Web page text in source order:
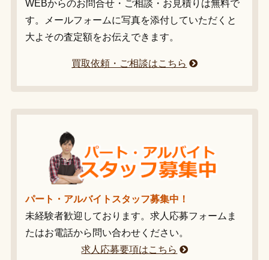
WEBからのお問合せ・ご相談・お見積りは無料で
す。メールフォームに写真を添付していただくと
大よその査定額をお伝えできます。
買取依頼・ご相談はこちら
パート・アルバイトスタッフ募集中！
未経験者歓迎しております。求人応募フォームま
たはお電話から問い合わせください。
求人応募要項はこちら